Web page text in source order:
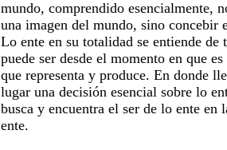
mundo, comprendido esencialmente,
una imagen del mundo, sino concebir
Lo ente en su totalidad se entiende de
puede ser desde el momento en que
que representa y produce. En donde
lugar una decisión esencial sobre lo
busca y encuentra el ser de lo ente en
ente.